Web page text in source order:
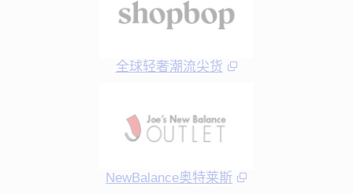
全球轻奢潮流尖货
NewBalance奥特莱斯